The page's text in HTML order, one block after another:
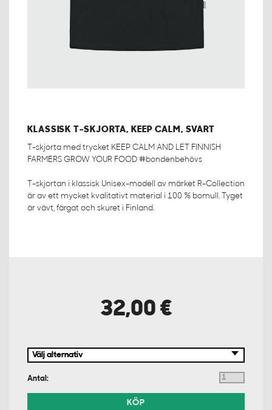
KLASSISK T-SKJORTA, KEEP CALM, SVART
T-skjorta med trycket KEEP CALM AND LET FINNISH
FARMERS GROW YOUR FOOD #bondenbehövs
T-skjortan i klassisk Unisex-modell av märket R-Collection
är av ett mycket kvalitativt material i 100 % bomull. Tyget
är vävt, färgat och skuret i Finland.
32,00 €
Antal:
KÖP